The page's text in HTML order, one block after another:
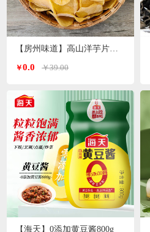
￥0.0 ￥39.00
【海天】0添加黄豆酱800g